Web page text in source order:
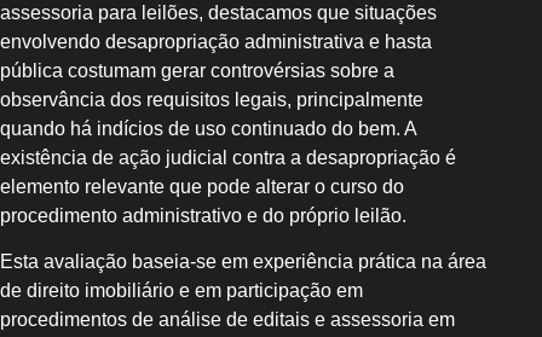
assessoria para leilões, destacamos que situações
envolvendo desapropriação administrativa e hasta
pública costumam gerar controvérsias sobre a
observância dos requisitos legais, principalmente
quando há indícios de uso continuado do bem. A
existência de ação judicial contra a desapropriação é
elemento relevante que pode alterar o curso do
procedimento administrativo e do próprio leilão.
Esta avaliação baseia-se em experiência prática na área
de direito imobiliário e em participação em
procedimentos de análise de editais e assessoria em